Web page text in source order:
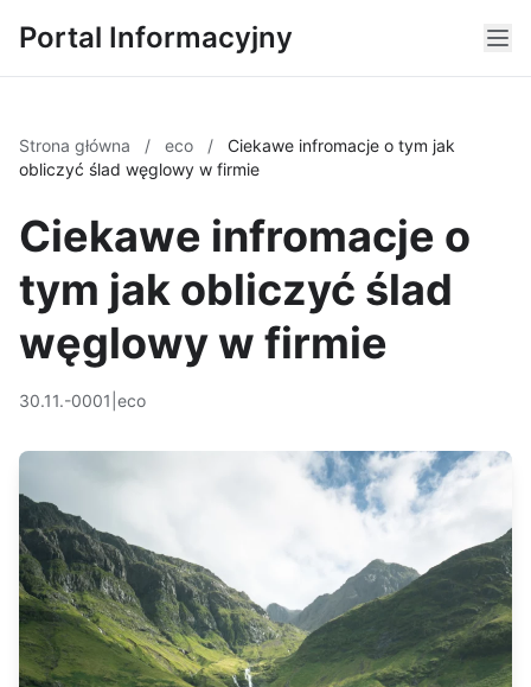
Portal Informacyjny
Strona główna / eco /
Ciekawe infromacje o tym jak
obliczyć ślad węglowy w firmie
Ciekawe infromacje o
tym jak obliczyć ślad
węglowy w firmie
30.11.-0001 eco